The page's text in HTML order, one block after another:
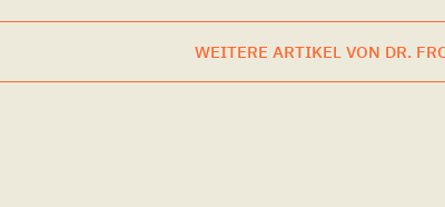
WEITERE ARTIKEL VON DR.